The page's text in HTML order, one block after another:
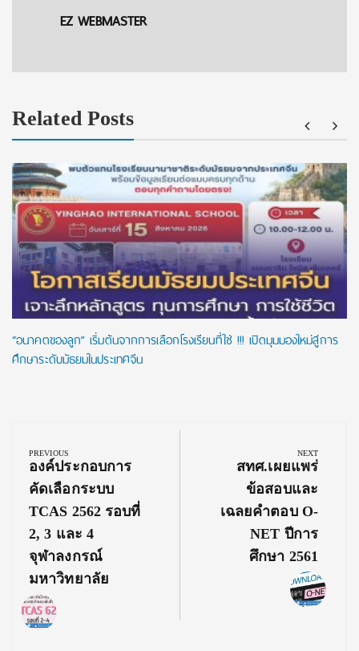
EZ WEBMASTER
Related Posts
“อนาคตของลูก” เริ่มต้นจากการเลือกโรงเรียนที่ใช่ !!! เปิดมุมมองใหม่สู่การ
ศึกษาระดับมัธยมในประเทศจีน
navigation
PREVIOUS
Previous
Post:
องค์ประกอบการ
คัดเลือกระบบ
TCAS 2562 รอบที่
2, 3 และ 4
จุฬาลงกรณ์
มหาวิทยาลัย
NEXT
Next
Post:
สทศ.เผยแพร่
ข้อสอบและ
เฉลยคำตอบ O-
NET ปีการ
ศึกษา 2561